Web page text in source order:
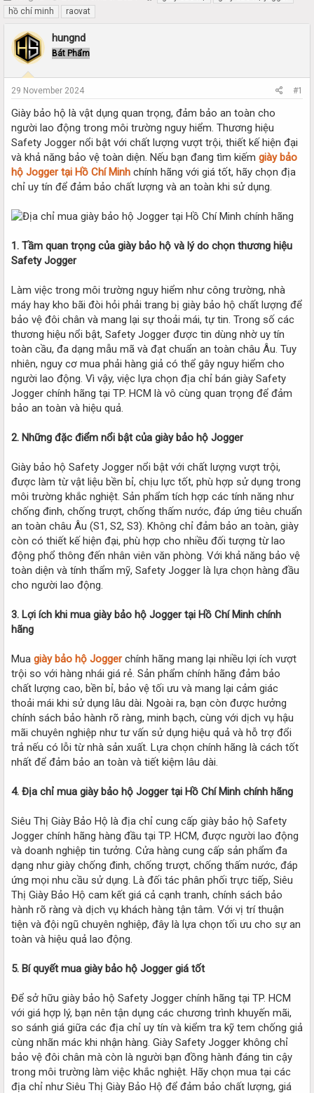
h
r
e
a
d
a
r
e
r
t
a
r
t
d
e
hồ chí minh
raovat
hungnd
Bát Phẩm
29 November 2024 #1
Giày bảo hộ là vật dụng quan trọng, đảm bảo an toàn cho
người lao động trong môi trường nguy hiểm. Thương hiệu
Safety Jogger nổi bật với chất lượng vượt trội, thiết kế hiện đại
và khả năng bảo vệ toàn diện. Nếu bạn đang tìm kiếm giày bảo
hộ Jogger tại Hồ Chí Minh chính hãng với giá tốt, hãy chọn địa
chỉ uy tín để đảm bảo chất lượng và an toàn khi sử dụng.
1. Tầm quan trọng của giày bảo hộ và lý do chọn thương hiệu
Safety Jogger
Làm việc trong môi trường nguy hiểm như công trường, nhà
máy hay kho bãi đòi hỏi phải trang bị giày bảo hộ chất lượng để
bảo vệ đôi chân và mang lại sự thoải mái, tự tin. Trong số các
thương hiệu nổi bật, Safety Jogger được tin dùng nhờ uy tín
toàn cầu, đa dạng mẫu mã và đạt chuẩn an toàn châu Âu. Tuy
nhiên, nguy cơ mua phải hàng giả có thể gây nguy hiểm cho
người lao động. Vì vậy, việc lựa chọn địa chỉ bán giày Safety
Jogger chính hãng tại TP. HCM là vô cùng quan trọng để đảm
bảo an toàn và hiệu quả.
2. Những đặc điểm nổi bật của giày bảo hộ Jogger
Giày bảo hộ Safety Jogger nổi bật với chất lượng vượt trội,
được làm từ vật liệu bền bỉ, chịu lực tốt, phù hợp sử dụng trong
môi trường khắc nghiệt. Sản phẩm tích hợp các tính năng như
chống đinh, chống trượt, chống thấm nước, đáp ứng tiêu chuẩn
an toàn châu Âu (S1, S2, S3). Không chỉ đảm bảo an toàn, giày
còn có thiết kế hiện đại, phù hợp cho nhiều đối tượng từ lao
động phổ thông đến nhân viên văn phòng. Với khả năng bảo vệ
toàn diện và tính thẩm mỹ, Safety Jogger là lựa chọn hàng đầu
cho người lao động.
3. Lợi ích khi mua giày bảo hộ Jogger tại Hồ Chí Minh chính
hãng
Mua giày bảo hộ Joggerchính hãng mang lại nhiều lợi ích vượt
trội so với hàng nhái giá rẻ. Sản phẩm chính hãng đảm bảo
chất lượng cao, bền bỉ, bảo vệ tối ưu và mang lại cảm giác
thoải mái khi sử dụng lâu dài. Ngoài ra, bạn còn được hưởng
chính sách bảo hành rõ ràng, minh bạch, cùng với dịch vụ hậu
mãi chuyên nghiệp như tư vấn sử dụng hiệu quả và hỗ trợ đổi
trả nếu có lỗi từ nhà sản xuất. Lựa chọn chính hãng là cách tốt
nhất để đảm bảo an toàn và tiết kiệm lâu dài.
4. Địa chỉ mua giày bảo hộ Jogger tại Hồ Chí Minh chính hãng
Siêu Thị Giày Bảo Hộ là địa chỉ cung cấp giày bảo hộ Safety
Jogger chính hãng hàng đầu tại TP. HCM, được người lao động
và doanh nghiệp tin tưởng. Cửa hàng cung cấp sản phẩm đa
dạng như giày chống đinh, chống trượt, chống thấm nước, đáp
ứng mọi nhu cầu sử dụng. Là đối tác phân phối trực tiếp, Siêu
Thị Giày Bảo Hộ cam kết giá cả cạnh tranh, chính sách bảo
hành rõ ràng và dịch vụ khách hàng tận tâm. Với vị trí thuận
tiện và đội ngũ chuyên nghiệp, đây là lựa chọn tối ưu cho sự an
toàn và hiệu quả lao động.
5. Bí quyết mua giày bảo hộ Jogger giá tốt
Để sở hữu giày bảo hộ Safety Jogger chính hãng tại TP. HCM
với giá hợp lý, bạn nên tận dụng các chương trình khuyến mãi,
so sánh giá giữa các địa chỉ uy tín và kiểm tra kỹ tem chống giả
cùng nhãn mác khi nhận hàng. Giày Safety Jogger không chỉ
bảo vệ đôi chân mà còn là người bạn đồng hành đáng tin cậy
trong môi trường làm việc khắc nghiệt. Hãy chọn mua tại các
địa chỉ như Siêu Thị Giày Bảo Hộ để đảm bảo chất lượng, giá